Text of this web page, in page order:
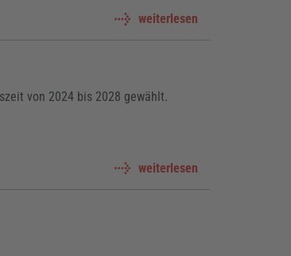
weiterlesen
von 2024 bis 2028 gewählt.
weiterlesen